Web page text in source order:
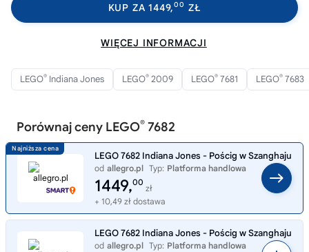
KUP ZA 1449,00 ZŁ
WIĘCEJ INFORMACJI
LEGO® Indiana Jones LEGO® 2009 LEGO® 7681 LEGO® 7683
Porównaj ceny LEGO® 7682
LEGO 7682 Indiana Jones - Pościg w Szanghaju
od allegro.pl Typ: Platforma handlowa
1449,00
zł
+ 10,49 zł dostawa
LEGO 7682 Indiana Jones - Pościg w Szanghaju
od allegro.pl Typ: Platforma handlowa